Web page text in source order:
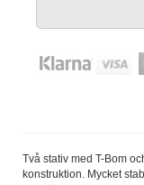
Två stativ med T-Bom
konstruktion. Mycket